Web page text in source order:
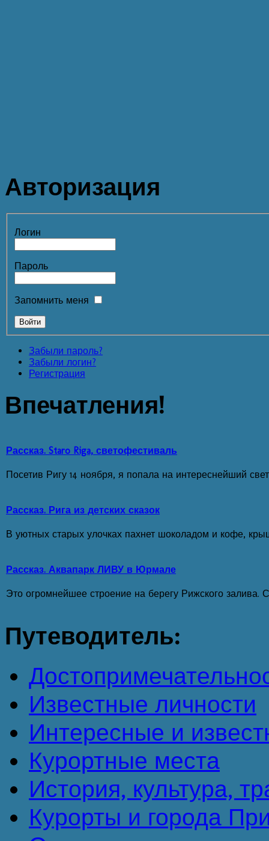
Авторизация
Логин
Пароль
Запомнить меня
Забыли пароль?
Забыли логин?
Регистрация
Впечатления!
Рассказ. Staro Riga, светофестиваль
Посетив Ригу 14 ноября, я попала на интереснейший
Рассказ. Рига из детских сказок
В уютных старых улочках пахнет шоколадом и кофе,
Рассказ. Аквапарк ЛИВУ в Юрмале
Это огромнейшее строение на берегу Рижского залива.
Путеводитель:
Известные личности
Интересные и
Курортные места
История, культура,
Курорты и города